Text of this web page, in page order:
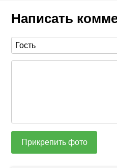
Написать
Прикрепить фото